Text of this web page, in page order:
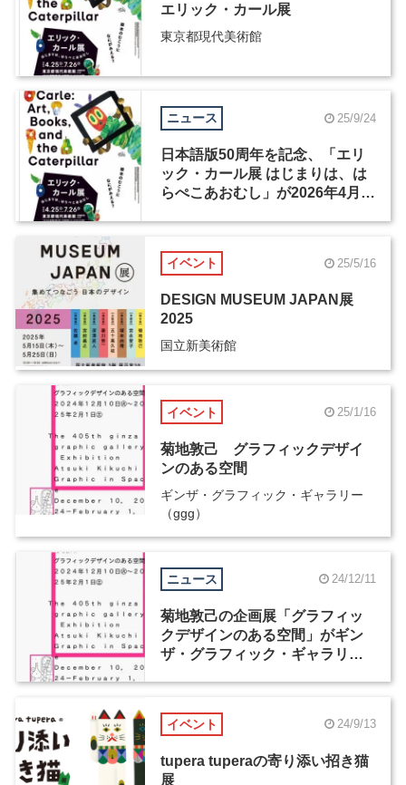
エリック・カール展
東京都現代美術館
ニュース 25/9/24
日本語版50周年を記念、「エリ
ック・カール展 はじまりは、は
らぺこあおむし」が2026年4月か
イベント 25/5/16
DESIGN MUSEUM JAPAN展
2025
国立新美術館
イベント 25/1/16
菊地敦己 グラフィックデザイ
ンのある空間
ギンザ・グラフィック・ギャラリー
（ggg）
ニュース 24/12/11
菊地敦己の企画展「グラフィッ
クデザインのある空間」がギン
ザ・グラフィック・ギャラリー
イベント 24/9/13
tupera tuperaの寄り添い招き猫
展